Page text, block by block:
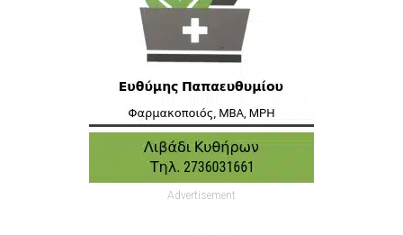
Advertisement